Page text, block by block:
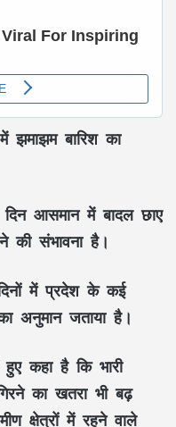
झमाझम बारिश का
दिन आसमान में बादल छाए
की संभावना है।
में प्रदेश के कई
अनुमान जताया है।
कहा है कि भारी
का खतरा भी बढ़
क्षेत्रों में रहने वाले